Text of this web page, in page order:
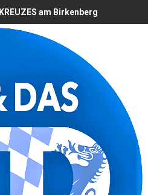
am Birkenberg